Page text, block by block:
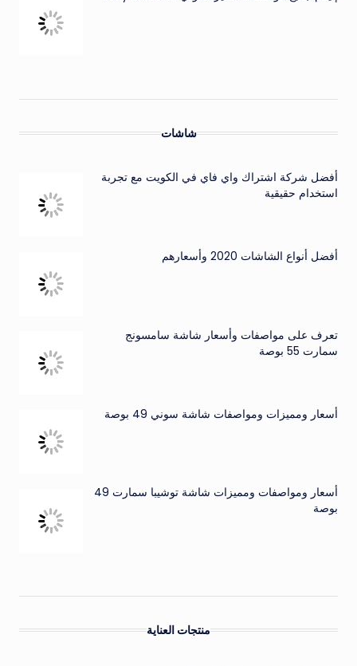
شاشات
أفضل شركة اشتراك واي فاي في الكويت مع تجربة
استخدام حقيقية
أفضل أنواع الشاشات 2020 وأسعارهم
تعرف على مواصفات وأسعار شاشة سامسونج
سمارت 55 بوصة
أسعار ومميزات ومواصفات شاشة سوني 49 بوصة
أسعار ومواصفات ومميزات شاشة توشيبا سمارت 49
بوصة
منتجات العناية